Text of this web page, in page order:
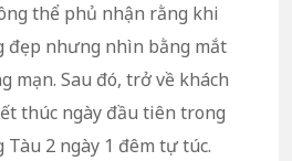
thể phủ nhận rằng khi
đẹp nhưng nhìn bằng mắt
mạn. Sau đó, trở về khách
thúc ngày đầu tiên trong
Tàu 2 ngày 1 đêm tự túc.